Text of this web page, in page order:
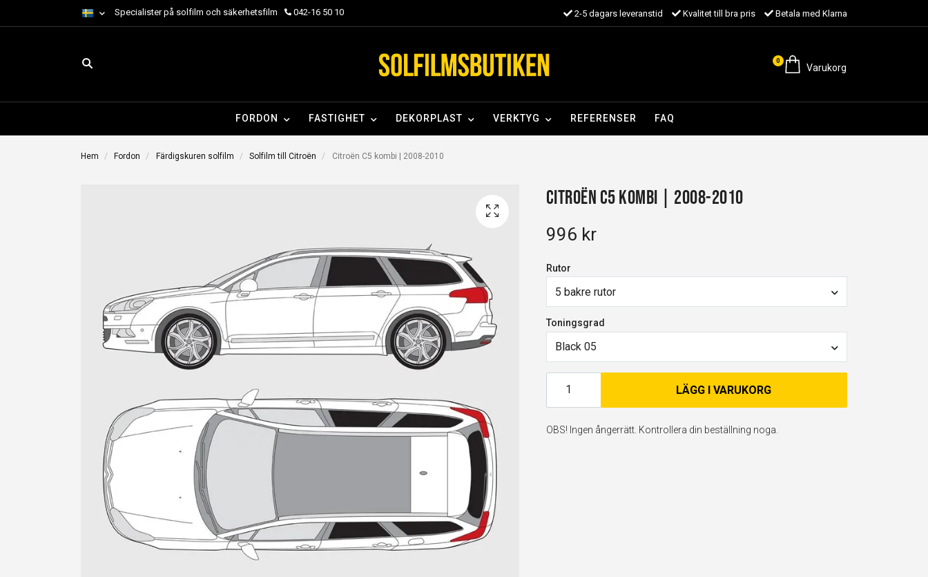
Specialister på solfilm och säkerhetsfilm 042-16 50 10 2-5 dagars leveranstid Kvalitet till bra pris Betala med Klarna
0
Varukorg
FORDON FASTIGHET DEKORPLAST VERKTYG REFERENSER FAQ
Hem Fordon Färdigskuren solfilm Solfilm till Citroën Citroën C5 kombi | 2008-2010
Citroën C5 kombi | 2008-2010
996 kr
Rutor
5 bakre rutor
Toningsgrad
Black 05
LÄGG I VARUKORG
OBS! Ingen ångerrätt. Kontrollera din beställning noga.